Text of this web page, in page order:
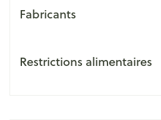
Fabricants
Restrictions alimentaires